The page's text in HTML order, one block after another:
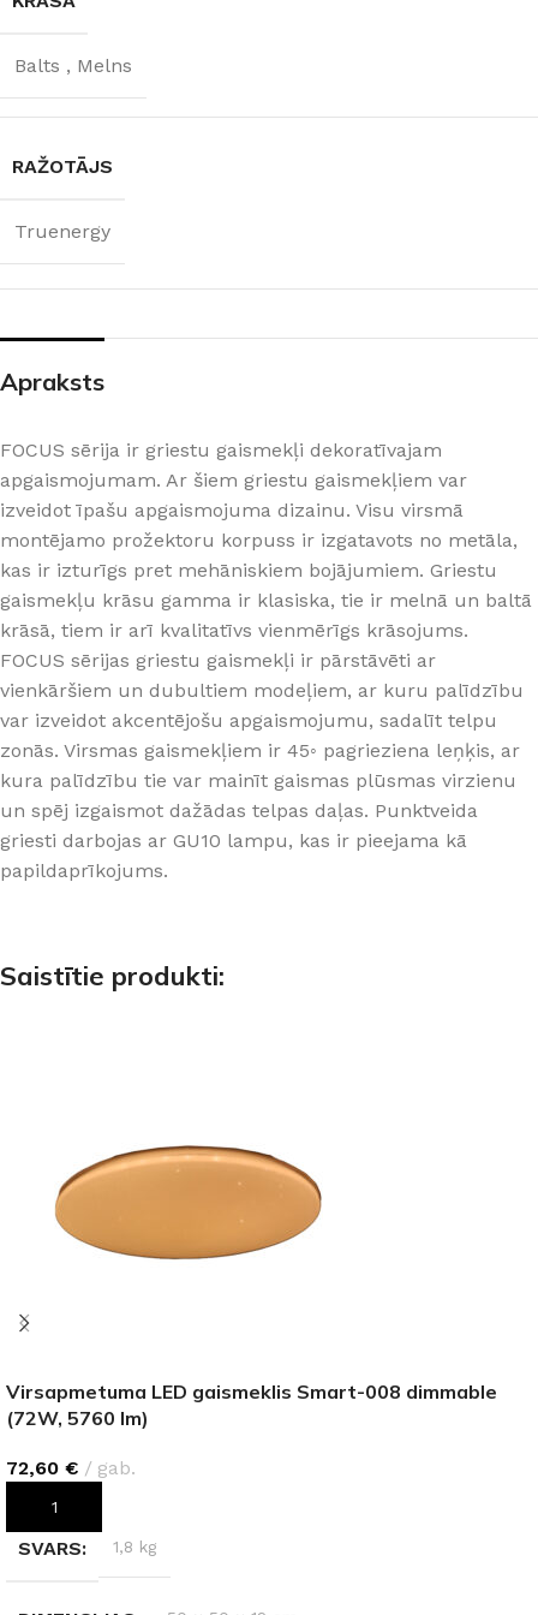
Balts , Melns
RAŽOTĀJS
Truenergy
Apraksts
FOCUS sērija ir griestu gaismekļi dekoratīvajam
apgaismojumam. Ar šiem griestu gaismekļiem var
izveidot īpašu apgaismojuma dizainu. Visu virsmā
montējamo prožektoru korpuss ir izgatavots no metāla,
kas ir izturīgs pret mehāniskiem bojājumiem. Griestu
gaismekļu krāsu gamma ir klasiska, tie ir melnā un baltā
krāsā, tiem ir arī kvalitatīvs vienmērīgs krāsojums.
FOCUS sērijas griestu gaismekļi ir pārstāvēti ar
vienkāršiem un dubultiem modeļiem, ar kuru palīdzību
var izveidot akcentējošu apgaismojumu, sadalīt telpu
zonās. Virsmas gaismekļiem ir 45◦ pagrieziena leņķis, ar
kura palīdzību tie var mainīt gaismas plūsmas virzienu
un spēj izgaismot dažādas telpas daļas. Punktveida
griesti darbojas ar GU10 lampu, kas ir pieejama kā
papildaprīkojums.
Saistītie produkti:
Virsapmetuma LED gaismeklis Smart-008 dimmable
(72W, 5760 lm)
72,60 € gab.
PIEVIENOT GROZAM
SVARS 1,8 kg